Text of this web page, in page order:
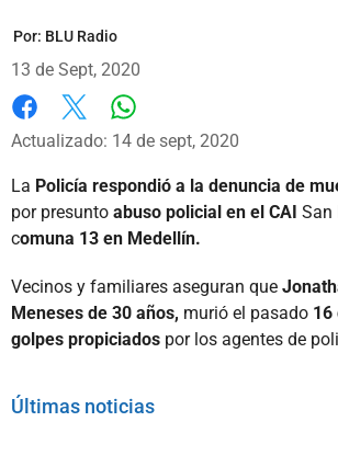
Por: BLU Radio
13 de Sept, 2020
Facebook
X
Actualizado: 14 de sept, 2020
La Policía respondió a la denuncia de
por presunto abuso policial en el CAI San
comuna 13 en Medellín.
Vecinos y familiares aseguran que
Meneses de 30 años, murió el pasado 16
golpes propiciados por los agentes de
Últimas noticias